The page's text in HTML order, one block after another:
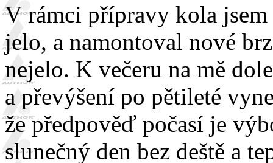
V rámci přípravy kola jsem
jelo, a namontoval nové
nejelo. K večeru na mě
a převýšení po pětileté
že předpověď počasí je
slunečný den bez deště a